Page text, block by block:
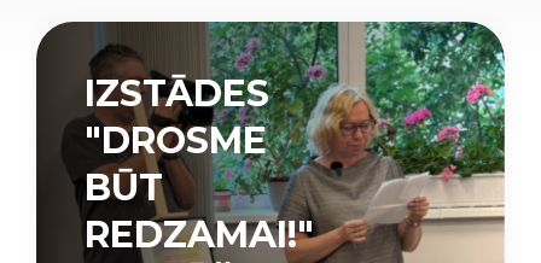
IZSTĀDES
"DROSME
BŪT
REDZAMAI!"